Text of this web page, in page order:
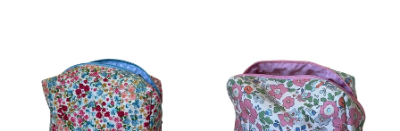
interno
impermeabile
interno
impermeabile